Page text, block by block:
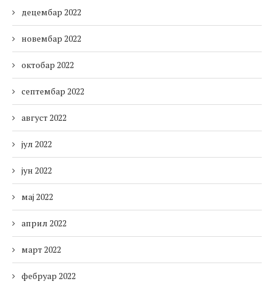
децембар 2022
новембар 2022
октобар 2022
септембар 2022
август 2022
јул 2022
јун 2022
мај 2022
април 2022
март 2022
фебруар 2022